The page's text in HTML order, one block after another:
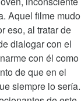
Aquel filme mudo
eso, al tratar de
dialogar con el
con él como
de que en el
siempre lo sería.